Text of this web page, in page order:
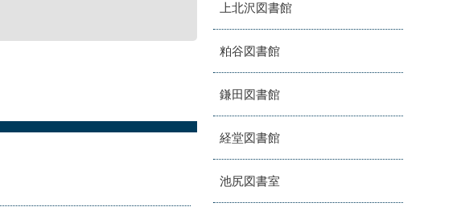
上北沢図書館
粕谷図書館
鎌田図書館
経堂図書館
池尻図書室